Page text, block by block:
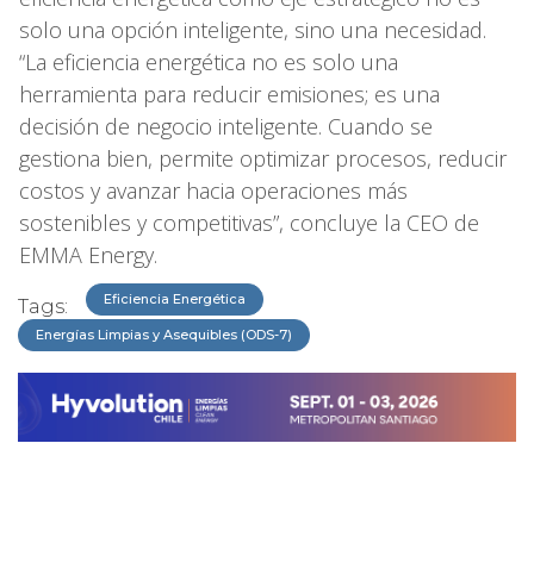
solo una opción inteligente, sino una necesidad.
“La eficiencia energética no es solo una
herramienta para reducir emisiones; es una
decisión de negocio inteligente. Cuando se
gestiona bien, permite optimizar procesos, reducir
costos y avanzar hacia operaciones más
sostenibles y competitivas”, concluye la CEO de
EMMA Energy.
Tags: Eficiencia Energética
Energías Limpias y Asequibles (ODS-7)